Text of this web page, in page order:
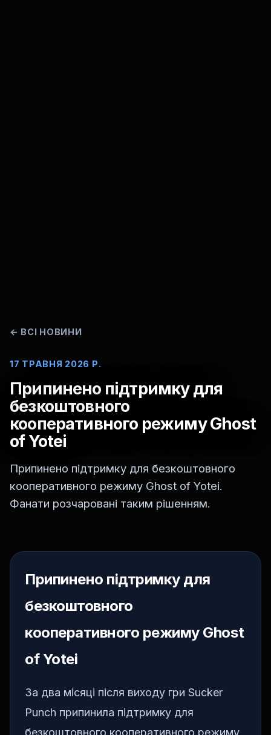
← ВСІ НОВИНИ
17 ТРАВНЯ 2026 Р.
Припинено підтримку для
безкоштовного
кооперативного режиму Ghost
of Yotei
Припинено підтримку для безкоштовного
кооперативного режиму Ghost of Yotei.
Фанати розчаровані таким рішенням.
Припинено підтримку для
безкоштовного
кооперативного режиму Ghost
of Yotei
За два місяці після виходу гри Sucker
Punch припинила підтримку для
безкоштовного кооперативного режиму